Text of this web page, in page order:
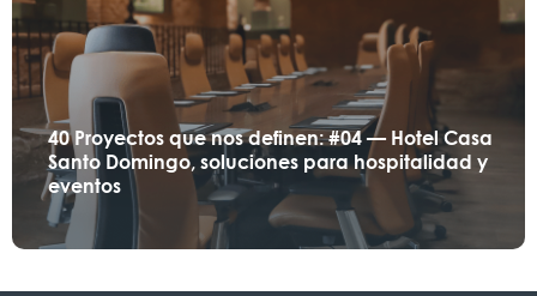
40 Proyectos que nos definen: #04 — Hotel Casa
Santo Domingo, soluciones para hospitalidad y
eventos